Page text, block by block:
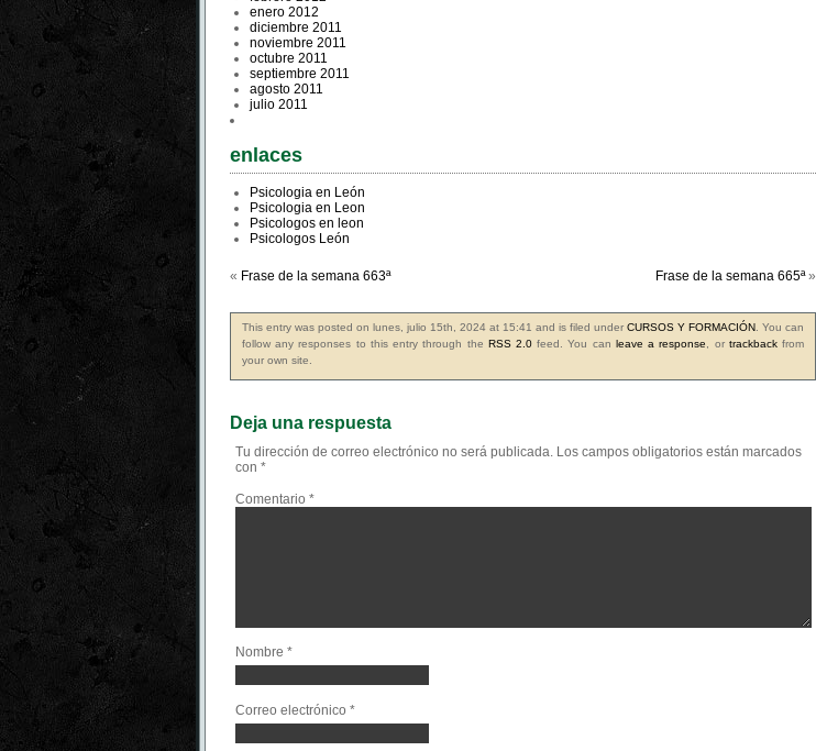
enero 2012
diciembre 2011
noviembre 2011
octubre 2011
septiembre 2011
agosto 2011
julio 2011
enlaces
Psicologia en León
Psicologia en Leon
Psicologos en leon
Psicologos León
« Frase de la semana 663ª Frase de la semana 665ª»
This entry was posted on lunes, julio 15th, 2024 at 15:41 and is filed under CURSOS Y FORMACIÓN . You can
follow any responses to this entry through the RSS 2.0 feed. You can leave a response , or trackbackfrom
your own site.
Deja una respuesta
Tu dirección de correo electrónico no será publicada. Los campos obligatorios están marcados
con *
Comentario *
Nombre *
Correo electrónico *